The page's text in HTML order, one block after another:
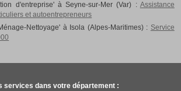
d'entreprise' à Seyne-sur-Mer (Var) : Assistance
et autoentrepreneurs
Nettoyage' à Isola (Alpes-Maritimes) : Service
services dans votre département :